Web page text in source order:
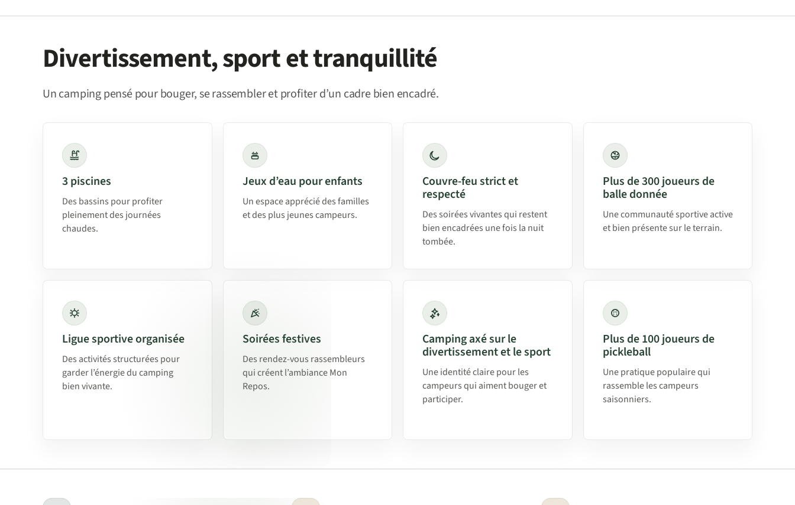
Divertissement, sport et tranquillité
Un camping pensé pour bouger, se rassembler et profiter d’un cadre bien encadré.
3 piscines
Des bassins pour profiter
pleinement des journées
chaudes.
Jeux d’eau pour enfants
Un espace apprécié des familles
et des plus jeunes campeurs.
Couvre-feu strict et
respecté
Des soirées vivantes qui restent
bien encadrées une fois la nuit
tombée.
Plus de 300 joueurs de
balle donnée
Une communauté sportive active
et bien présente sur le terrain.
Ligue sportive organisée
Des activités structurées pour
garder l’énergie du camping
bien vivante.
Soirées festives
Des rendez-vous rassembleurs
qui créent l’ambiance Mon
Repos.
Camping axé sur le
divertissement et le sport
Une identité claire pour les
campeurs qui aiment bouger et
participer.
Plus de 100 joueurs de
pickleball
Une pratique populaire qui
rassemble les campeurs
saisonniers.